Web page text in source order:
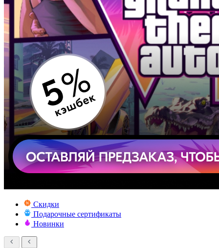
Скидки
Подарочные сертификаты
Новинки